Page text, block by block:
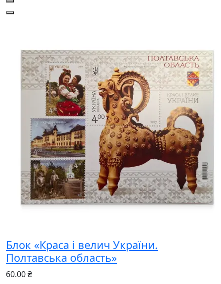
Блок «Краса і велич України.
Полтавська область»
60.00 ₴